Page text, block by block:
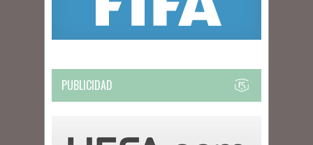
PUBLICIDAD